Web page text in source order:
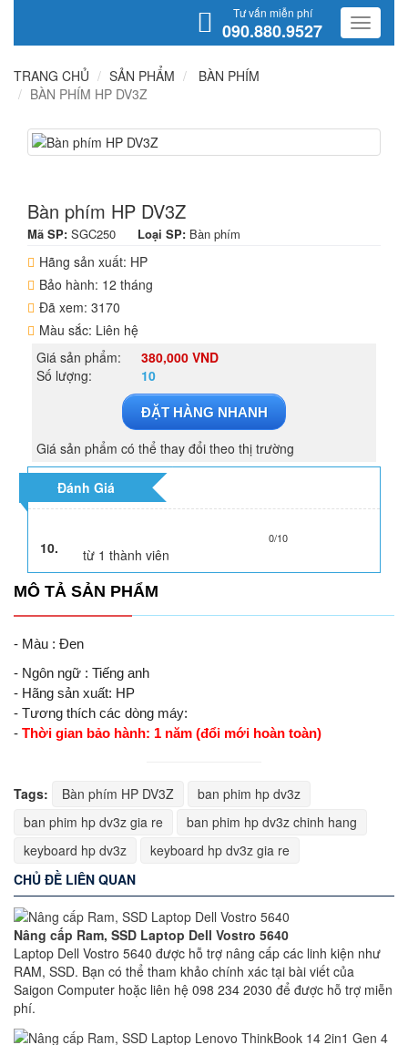
Tư vấn miễn phí
090.880.9527
TRANG CHỦ SẢN PHẨM
BÀN PHÍM
BÀN PHÍM HP DV3Z
Bàn phím HP DV3Z
Mã SP: SGC250 Loại SP: Bàn phím
Hãng sản xuất: HP
Bảo hành: 12 tháng
Đã xem: 3170
Màu sắc: Liên hệ
Giá sản phẩm:
380,000 VND
Số lượng:
10
ĐẶT HÀNG NHANH
Giá sản phẩm có thể thay đổi theo thị trường
Đánh Giá
10.
0/10
từ 1 thành viên
MÔ TẢ SẢN PHẨM
- Màu : Đen
- Ngôn ngữ : Tiếng anh
- Hãng sản xuất: HP
- Tương thích các dòng máy:
- Thời gian bảo hành: 1 năm (đổi mới hoàn toàn)
Tags: Bàn phím HP DV3Z
ban phim hp dv3z
ban phim hp dv3z gia re
ban phim hp dv3z chinh hang
keyboard hp dv3z
keyboard hp dv3z gia re
CHỦ ĐỀ LIÊN QUAN
Nâng cấp Ram, SSD Laptop Dell Vostro 5640
Laptop Dell Vostro 5640 được hỗ trợ nâng cấp các linh kiện như
RAM, SSD. Bạn có thể tham khảo chính xác tại bài viết của
Saigon Computer hoặc liên hệ 098 234 2030 để được hỗ trợ miễn
phí.